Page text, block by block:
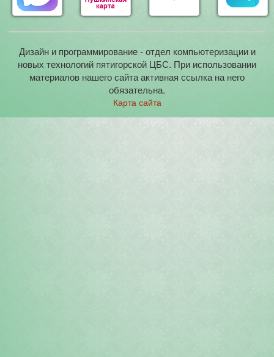
Дизайн и программирование - отдел компьютеризации и
новых технологий пятигорской ЦБС. При использовании
материалов нашего сайта активная ссылка на него
обязательна.
Карта сайта